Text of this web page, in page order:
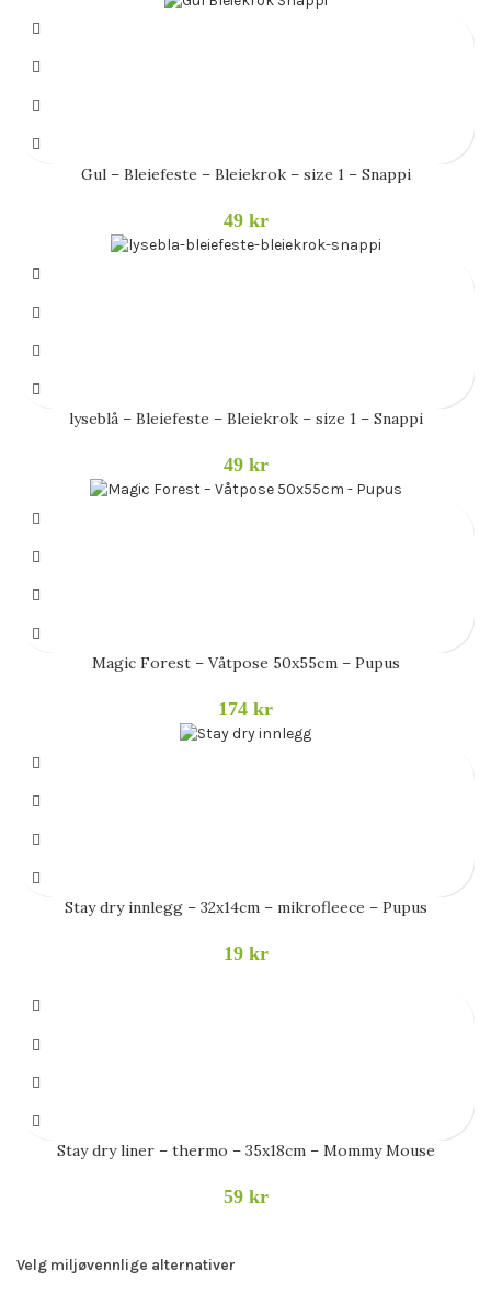
Gul – Bleiefeste – Bleiekrok – size 1 – Snappi
49 kr
lyseblå – Bleiefeste – Bleiekrok – size 1 – Snappi
49 kr
Magic Forest – Våtpose 50x55cm – Pupus
174 kr
Stay dry innlegg – 32x14cm – mikrofleece – Pupus
19 kr
Stay dry liner – thermo – 35x18cm – Mommy Mouse
59 kr
Velg miljøvennlige alternativer